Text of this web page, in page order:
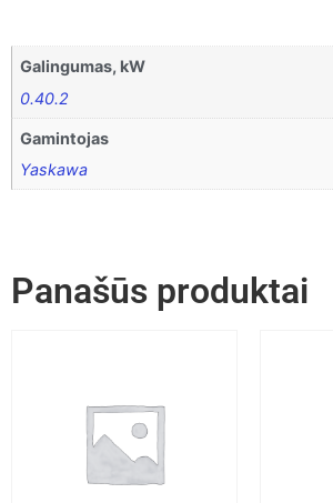
Galingumas, kW
0.40.2
Gamintojas
Yaskawa
Panašūs produktai